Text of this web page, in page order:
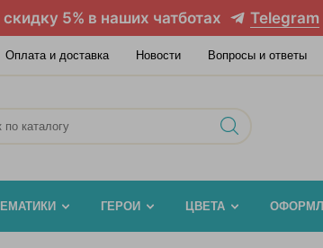
5% в наших чатботах Telegram
Оплата и доставка Новости Вопросы и ответы
ГЕРОИ ЦВЕТА